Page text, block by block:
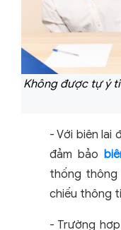
Không được tự ý
- Với biên lai
đảm bảo
thống
chiếu thông
- Trường